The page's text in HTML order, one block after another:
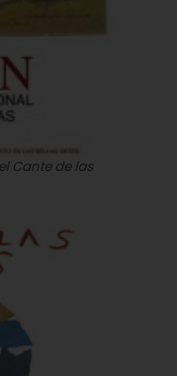
Cante de las